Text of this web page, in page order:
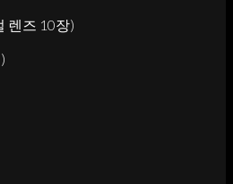
렌즈 10장)